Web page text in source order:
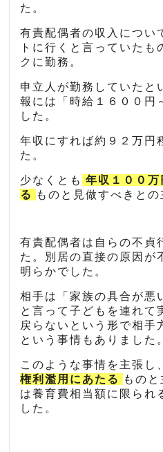
た。
有責配偶者の収入につい
トに行くと言っていたも
クに勤務。
申立人が勤務していたと
報には「時給１６００円
した。
年収にすれば約９２万円
た。
少なくとも 年収１００
る
ものと見做すべきとの
有責配偶者は自らの不貞
た。別居の直接の原因が
明らかでした。
相手は「家族の具合が悪
と言って子どもを連れて
戻らないという形で相手
という事情もありました。
このような事情を主張し、
権利濫用にあたる
もの
は養育費相当額に限られ
した。